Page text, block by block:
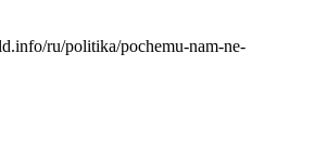
ru/politika/pochemu-nam-ne-